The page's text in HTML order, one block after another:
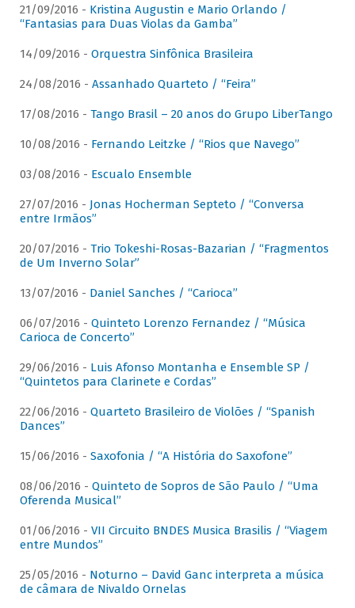
21/09/2016 - Kristina Augustin e Mario Orlando /
“Fantasias para Duas Violas da Gamba”
14/09/2016 - Orquestra Sinfônica Brasileira
24/08/2016 - Assanhado Quarteto / “Feira”
17/08/2016 - Tango Brasil – 20 anos do Grupo LiberTango
10/08/2016 - Fernando Leitzke / “Rios que Navego”
03/08/2016 - Escualo Ensemble
27/07/2016 - Jonas Hocherman Septeto / “Conversa
entre Irmãos”
20/07/2016 - Trio Tokeshi-Rosas-Bazarian / “Fragmentos
de Um Inverno Solar”
13/07/2016 - Daniel Sanches / “Carioca”
06/07/2016 - Quinteto Lorenzo Fernandez / “Música
Carioca de Concerto”
29/06/2016 - Luis Afonso Montanha e Ensemble SP /
“Quintetos para Clarinete e Cordas”
22/06/2016 - Quarteto Brasileiro de Violões / “Spanish
Dances”
15/06/2016 - Saxofonia / “A História do Saxofone”
08/06/2016 - Quinteto de Sopros de São Paulo / “Uma
Oferenda Musical”
01/06/2016 - VII Circuito BNDES Musica Brasilis / “Viagem
entre Mundos”
25/05/2016 - Noturno – David Ganc interpreta a música
de câmara de Nivaldo Ornelas